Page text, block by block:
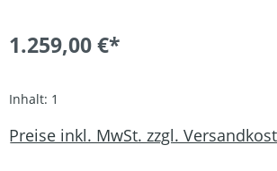
1.259,00 €*
Inhalt: 1
Preise inkl. MwSt. zzgl.